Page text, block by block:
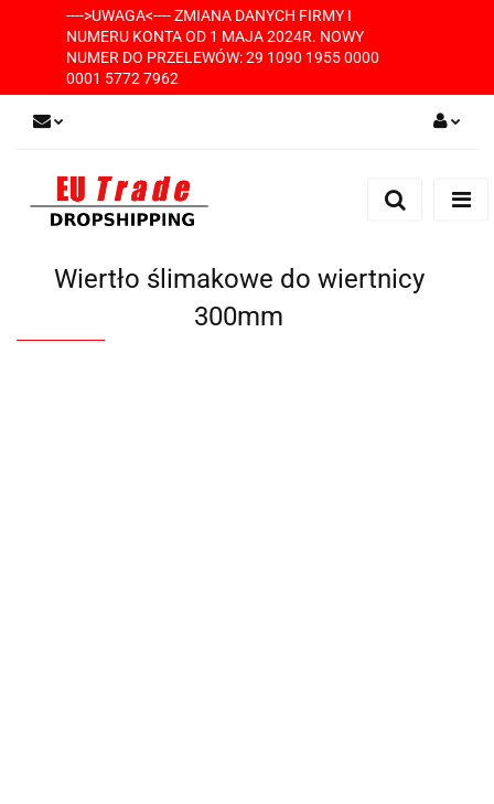
---->UWAGA<---- ZMIANA DANYCH FIRMY I
NUMERU KONTA OD 1 MAJA 2024R. NOWY
NUMER DO PRZELEWÓW: 29 1090 1955 0000
0001 5772 7962
Zarejestruj się
Wiertło ślimakowe do wiertnicy
300mm